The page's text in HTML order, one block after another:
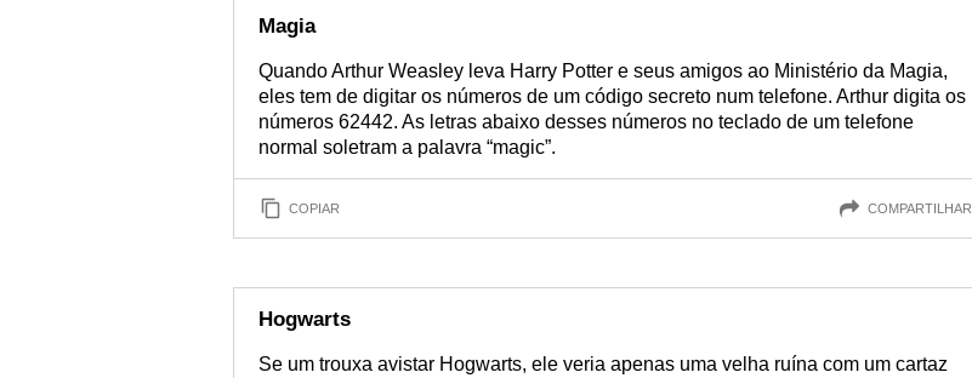
Magia
Quando Arthur Weasley leva Harry Potter e seus amigos ao Ministério da Magia,
eles tem de digitar os números de um código secreto num telefone. Arthur digita os
números 62442. As letras abaixo desses números no teclado de um telefone
normal soletram a palavra “magic”.
COPIAR COMPARTILHAR
Hogwarts
Se um trouxa avistar Hogwarts, ele veria apenas uma velha ruína com um cartaz